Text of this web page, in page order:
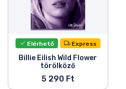
Elérhető Express
Billie Eilish Wild Flower
törölköző
5 290 Ft
Filmes cuccok
Mesés cuccok
Animés cuccok